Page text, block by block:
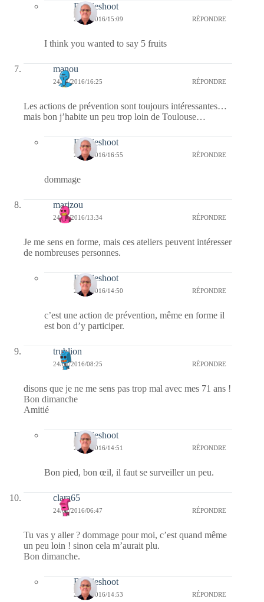
Bernieshoot
28/01/2016/15:09 RÉPONDRE
I think you wanted to say 5 fruits
manou
24/01/2016/16:25 RÉPONDRE
Les actions de prévention sont toujours intéressantes…
mais bon j’habite un peu trop loin de Toulouse…
Bernieshoot
24/01/2016/16:55 RÉPONDRE
dommage
marizou
24/01/2016/13:34 RÉPONDRE
Je me sens en forme, mais ces ateliers peuvent intéresser
de nombreuses personnes.
Bernieshoot
24/01/2016/14:50 RÉPONDRE
c’est une action de prévention, même en forme il
est bon d’y participer.
trublion
24/01/2016/08:25 RÉPONDRE
disons que je ne me sens pas trop mal avec mes 71 ans !
Bon dimanche
Amitié
Bernieshoot
24/01/2016/14:51 RÉPONDRE
Bon pied, bon œil, il faut se surveiller un peu.
clara65
24/01/2016/06:47 RÉPONDRE
Tu vas y aller ? dommage pour moi, c’est quand même
un peu loin ! sinon cela m’aurait plu.
Bon dimanche.
Bernieshoot
24/01/2016/14:53 RÉPONDRE